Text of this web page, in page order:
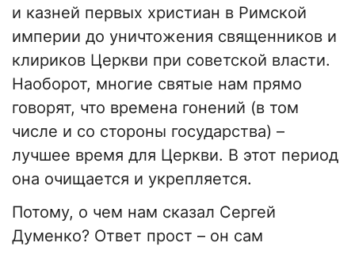
и казней первых христиан в Римской
империи до уничтожения священников и
клириков Церкви при советской власти.
Наоборот, многие святые нам прямо
говорят, что времена гонений (в том
числе и со стороны государства) –
лучшее время для Церкви. В этот период
она очищается и укрепляется.
Потому, о чем нам сказал Сергей
Думенко? Ответ прост – он сам